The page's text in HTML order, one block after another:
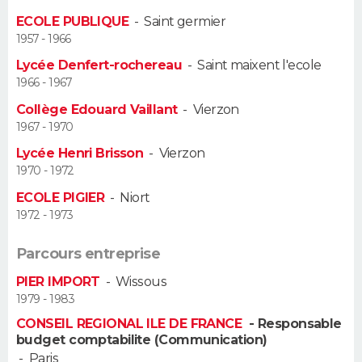
Alimentation
Guide de la santé
Maladies
Médicaments
Sommeil
VOYAGE
Destinations
City break
Voyage nature
Voyage de noces
Forum
Climat
+
PHOTO
GUIDES D'ACHAT
BONS PLANS
Carte de Noël
Carte Bonne année
Carte Saint-Valentin
Carte Pâques
Carte d'anniversaire
Dictionnaire
Biographies
Citations
Expressions
Proverbes
COPAINS D'AVANT
S'inscrire
Se connecter
Lycées
Collèges
Primaires
Universités
Entreprises
Service militaire
Avis de recherche
AVIS DE DÉCÈS
ECOLE PUBLIQUE-Saint germier
1957 - 1966
Lycée Denfert-rochereau -Saint maixent l'ecole
1966 - 1967
Collège Edouard Vaillant- Vierzon
1967 - 1970
Lycée Henri Brisson - Vierzon
1970 - 1972
ECOLE PIGIER- Niort
1972 - 1973
Parcours entreprise
PIER IMPORT -Wissous
1979 - 1983
CONSEIL REGIONAL ILE DE FRANCE - Responsable
budget comptabilite (Communication)
- Paris